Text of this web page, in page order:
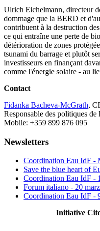
Ulrich Eichelmann, directeur
dommage que la BERD et
contribuent à la destruction
ce qui entraîne une perte de
détérioration de zones
tsunami du barrage et plutôt
investisseurs en finançant
comme l'énergie solaire - au
Contact
Fidanka Bacheva-McGrath,
Responsable des politiques
Mobile: +359 899 876 095
Newsletters
Coordination Eau IdF -
Save the blue heart of
Coordination Eau IdF -
Forum italiano - 20
Coordination Eau IdF -
Initiative